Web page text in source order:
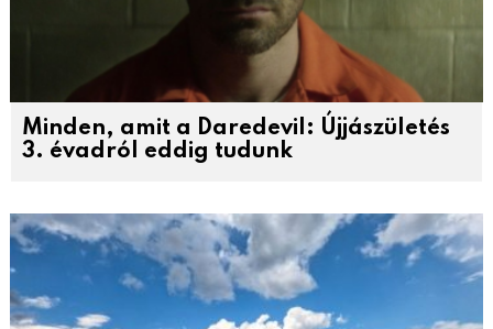
Minden, amit a Daredevil: Újjászületés
3. évadról eddig tudunk